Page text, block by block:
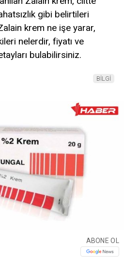
gibi belirtileri
krem ne işe yarar,
nelerdir, fiyatı ve
bulabilirsiniz.
BİLGİ
ABONE OL